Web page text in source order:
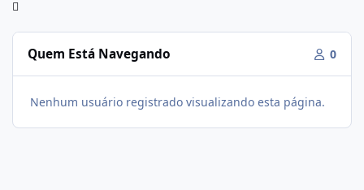
Quem Está Navegando 0
Nenhum usuário registrado visualizando esta página.